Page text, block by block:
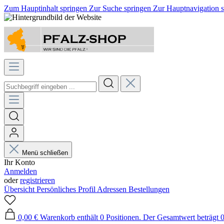
Zum Hauptinhalt springen Zur Suche springen Zur Hauptnavigation
Menü schließen
Ihr Konto
Anmelden
oderregistrieren
Übersicht Persönliches Profil Adressen Bestellungen
0,00 € Warenkorb enthält 0 Positionen. Der Gesamtwert beträgt